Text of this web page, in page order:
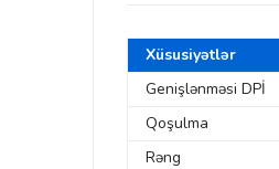
Xüsusiyətlər
Genişlənməsi DPİ
Qoşulma
Rəng